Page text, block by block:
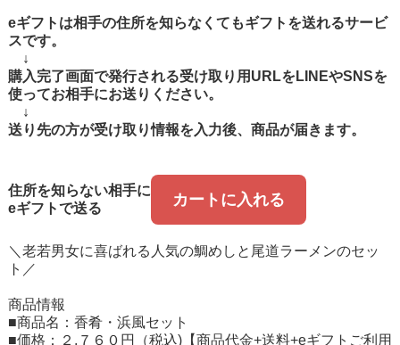
eギフトは相手の住所を知らなくてもギフトを送れるサービ
スです。
↓
購入完了画面で発行される受け取り用URLをLINEやSNSを
使ってお相手にお送りください。
↓
送り先の方が受け取り情報を入力後、商品が届きます。
住所を知らない相手に
eギフトで送る
カートに入れる
＼老若男女に喜ばれる人気の鯛めしと尾道ラーメンのセッ
ト／
商品情報
■商品名：香肴・浜風セット
■価格：２,７６０円（税込)【商品代金+送料+eギフトご利用